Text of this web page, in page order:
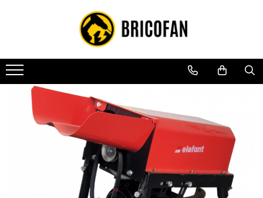
Toate Produsele
Vehicule electrice
Atv
Cu permis
Fără permis
Masini electrice
Piese de schimb vehicule electrice